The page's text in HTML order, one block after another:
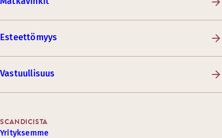
Esteettömyys
Vastuullisuus
SCANDICISTA
Yrityksemme